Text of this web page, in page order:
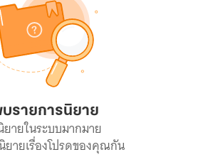
บรายการนิยาย
ยายในระบบมากมาย
ยายเรื่องโปรดของคุณกัน